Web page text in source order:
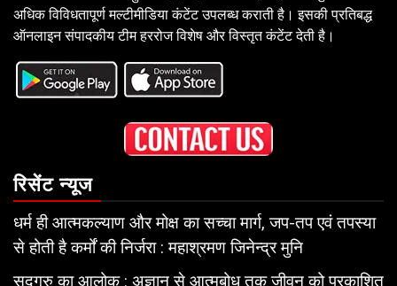
अधिक विविधतापूर्ण मल्टीमीडिया कंटेंट उपलब्ध कराती है। इसकी प्रतिबद्ध
ऑनलाइन संपादकीय टीम हररोज विशेष और विस्तृत कंटेंट देती है।
रिसेंट न्यूज
धर्म ही आत्मकल्याण और मोक्ष का सच्चा मार्ग, जप-तप एवं तपस्या
से होती है कर्मों की निर्जरा : महाश्रमण जिनेन्द्र मुनि
सद्गुरु का आलोक : अज्ञान से आत्मबोध तक जीवन को प्रकाशित